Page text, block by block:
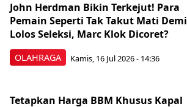
OLAHRAGA
John Herdman Bikin Terkejut! Para
Pemain Seperti Tak Takut Mati Demi
Lolos Seleksi, Marc Klok Dicoret?
Kamis, 16 Jul 2026 - 14:36
Tetapkan Harga BBM Khusus Kapal